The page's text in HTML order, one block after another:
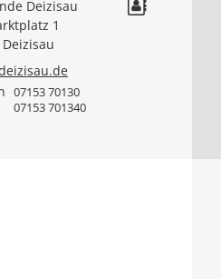
Deizisau
1
Deizisau
07153 70130
07153 701340